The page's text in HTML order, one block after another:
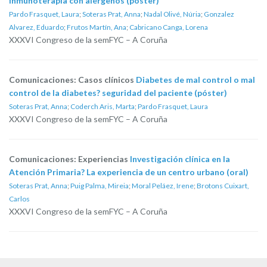
Pardo Frasquet, Laura; Soteras Prat, Anna; Nadal Olivé, Núria; Gonzalez
Alvarez, Eduardo; Frutos Martín, Ana; Cabricano Canga, Lorena
XXXVI Congreso de la semFYC – A Coruña
Comunicaciones: Casos clínicos Diabetes de mal control o mal
control de la diabetes? seguridad del paciente (póster)
Soteras Prat, Anna; Coderch Aris, Marta; Pardo Frasquet, Laura
XXXVI Congreso de la semFYC – A Coruña
Comunicaciones: Experiencias Investigación clínica en la
Atención Primaria? La experiencia de un centro urbano (oral)
Soteras Prat, Anna; Puig Palma, Mireia; Moral Peláez, Irene; Brotons Cuixart,
Carlos
XXXVI Congreso de la semFYC – A Coruña